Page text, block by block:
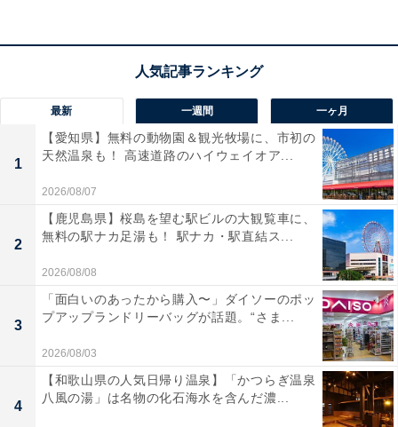
所在地：宮城県宮城郡松島町松島字仙随35-2
交通手段：JR仙石線 松島海岸駅より車で約5分（無料送
迎有※要連絡）／三陸自動車道 松島海岸ICより約10分
料金
大人1名（参考価格）：2万1000円
※料金は公式Webサイト参考価格
※プラン・部屋により価格は変動します
チェックイン：15:00
チェックアウト：10:00
最新 一週間 一ヶ月
1
【愛知県】無料の動物園＆観光牧場に、市初の
天然温泉も！ 高速道路のハイウェイオア...
2026/08/07
2
【鹿児島県】桜島を望む駅ビルの大観覧車に、
無料の駅ナカ足湯も！ 駅ナカ・駅直結ス...
2026/08/08
3
「面白いのあったから購入〜」ダイソーのポッ
プアップランドリーバッグが話題。“さま...
2026/08/03
4
【和歌山県の人気日帰り温泉】「かつらぎ温泉
八風の湯」は名物の化石海水を含んだ濃...